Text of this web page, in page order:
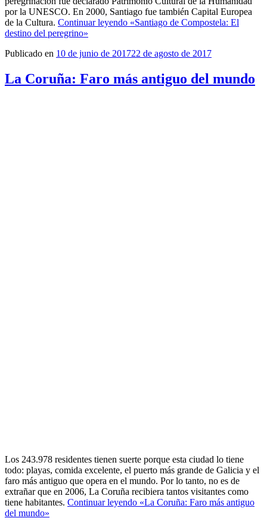
por la UNESCO. En 2000, Santiago fue también Capital Europea
de la Cultura. Continuar leyendo «Santiago de Compostela: El
destino del peregrino»
Publicado en 10 de junio de 201722 de agosto de 2017
La Coruña: Faro más antiguo del mundo
Los 243.978 residentes tienen suerte porque esta ciudad lo tiene
todo: playas, comida excelente, el puerto más grande de Galicia y el
faro más antiguo que opera en el mundo. Por lo tanto, no es de
extrañar que en 2006, La Coruña recibiera tantos visitantes como
tiene habitantes. Continuar leyendo «La Coruña: Faro más antiguo
del mundo»